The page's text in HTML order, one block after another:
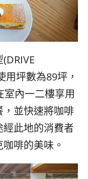
(DRIVE
用坪數為89坪，
室內一二樓享用
並快速將咖啡
此地的消費者
啡的美味。